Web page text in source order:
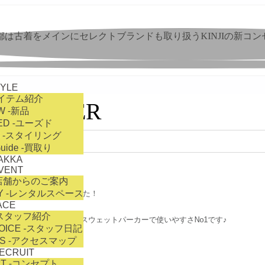
は古着をメインにセレクトブランドも取り扱うKINJIの新コン
テム紹介
-新品
-ユーズド
-スタイリング
-買取り
舗からのご案内
-レンタルスペース
タッフ紹介
-スタッフ日記
-アクセスマップ
PARKER
by 3star
ェットを入荷致しました！
ーですがベーシックなスウェットパーカーで使いやすさNo1です♪